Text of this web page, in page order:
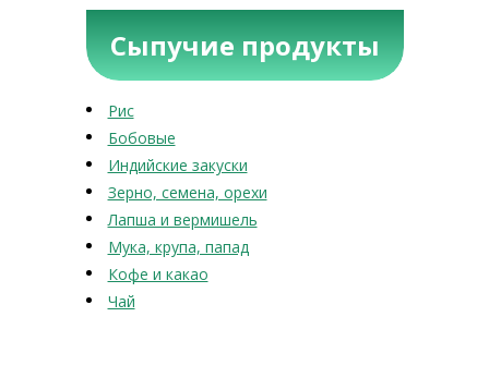
Сыпучие продукты
Рис
Бобовые
Индийские закуски
Зерно, семена, орехи
Лапша и вермишель
Мука, крупа, папад
Кофе и какао
Чай